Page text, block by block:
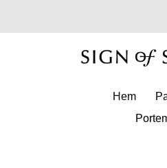
Hem